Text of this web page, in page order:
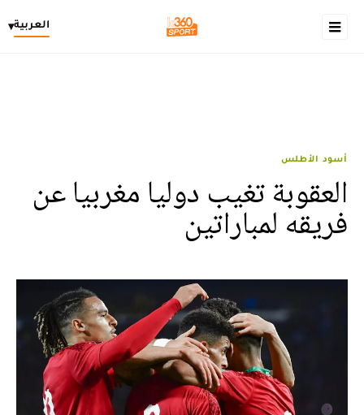
العربية▾
أسود الأطلس
العقوبة تغيب دوليا مغربيا عن
فريقه لمباراتين